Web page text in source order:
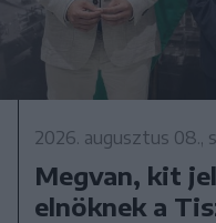
2026. augusztus 08.,
Megvan, kit
elnöknek a